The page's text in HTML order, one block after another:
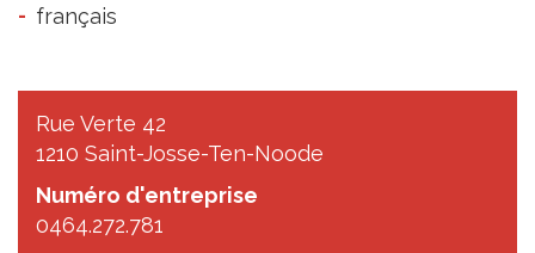
français
Rue Verte 42
1210 Saint-Josse-Ten-Noode
Numéro d'entreprise
0464.272.781